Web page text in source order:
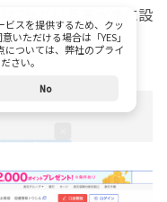
2%という高水準に設
ビスを提供するため、クッ
いただける場合は「YES」
については、弊社のプライ
さい。
No
×